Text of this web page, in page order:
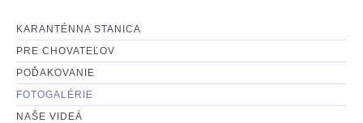
: KONTAKTUJTE NÁS :
: PSÍKOVIA NA ADOPCIU :
KARANTÉNNA STANICA
PRE CHOVATEĽOV
POĎAKOVANIE
FOTOGALÉRIE
NAŠE VIDEÁ